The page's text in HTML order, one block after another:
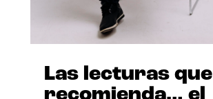
Las lecturas que